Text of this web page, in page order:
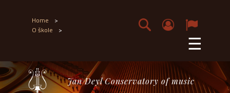
Home >
O škole > ☰
Jan Deyl Conservatory of music